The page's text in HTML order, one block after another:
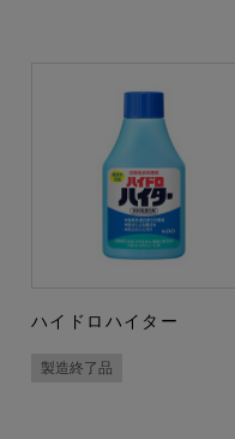
ハイドロハイター
製造終了品